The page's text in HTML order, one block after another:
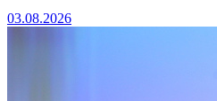
03.08.2026